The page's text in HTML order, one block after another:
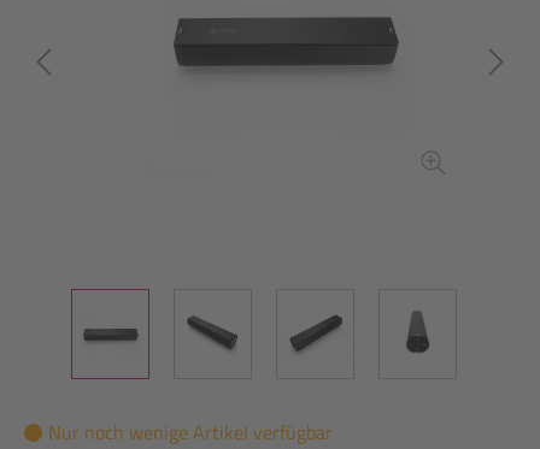
Nur noch wenige Artikel verfügbar